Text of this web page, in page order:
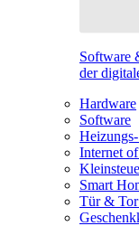
Software
der
Hardware
Software
Internet
Smart
Tür & Tor